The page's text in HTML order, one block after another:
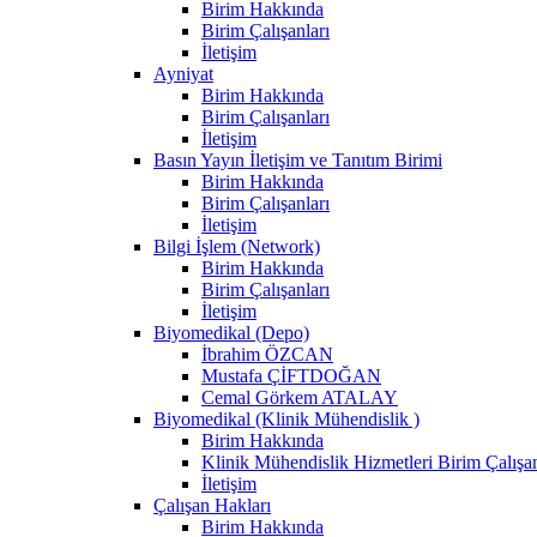
Birim Hakkında
Birim Çalışanları
İletişim
Ayniyat
Birim Hakkında
Birim Çalışanları
İletişim
Basın Yayın İletişim ve Tanıtım Birimi
Birim Hakkında
Birim Çalışanları
İletişim
Bilgi İşlem (Network)
Birim Hakkında
Birim Çalışanları
İletişim
Biyomedikal (Depo)
İbrahim ÖZCAN
Mustafa ÇİFTDOĞAN
Cemal Görkem ATALAY
Biyomedikal (Klinik Mühendislik )
Birim Hakkında
Klinik Mühendislik Hizmetleri Birim
İletişim
Çalışan Hakları
Birim Hakkında